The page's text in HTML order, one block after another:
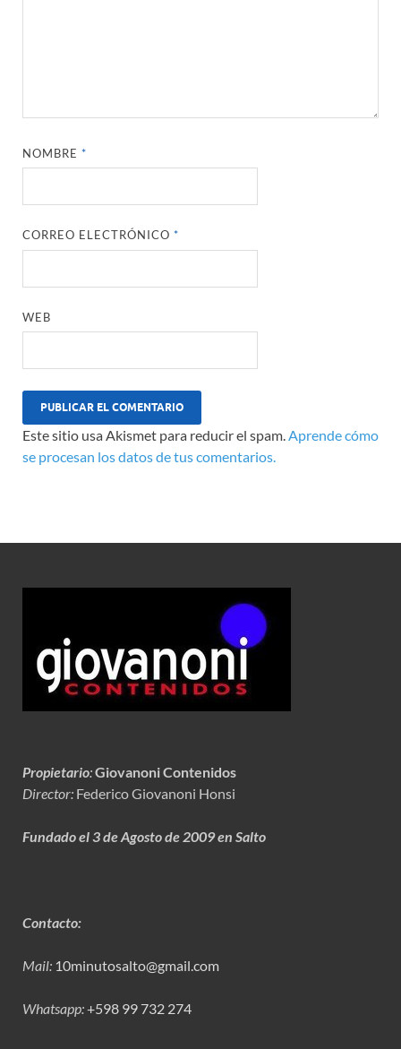
NOMBRE*
CORREO ELECTRÓNICO*
WEB
Este sitio usa Akismet para reducir el spam.Aprende cómo
se procesan los datos de tus comentarios.
Propietario:Giovanoni Contenidos
Director: Federico Giovanoni Honsi
Fundado el 3 de Agosto de 2009 en Salto
Contacto:
Mail: 10minutosalto@gmail.com
Whatsapp:+598 99 732 274